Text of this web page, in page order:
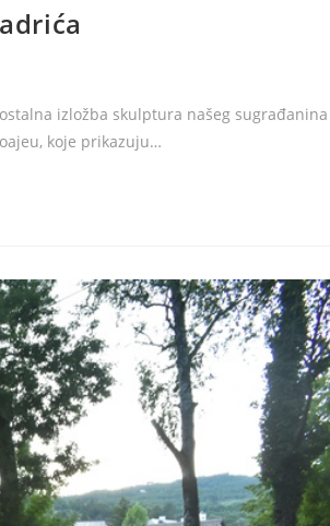
izložba skulptura našeg sugrađanina
koje prikazuju…